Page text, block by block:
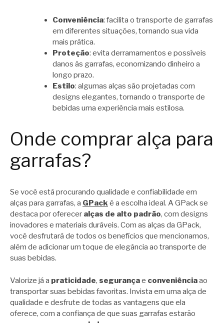
Conveniência: facilita o transporte de garrafas
em diferentes situações, tornando sua vida
mais prática.
Proteção: evita derramamentos e possíveis
danos às garrafas, economizando dinheiro a
longo prazo.
Estilo: algumas alças são projetadas com
designs elegantes, tornando o transporte de
bebidas uma experiência mais estilosa.
Onde comprar alça para
garrafas?
Se você está procurando qualidade e confiabilidade em
alças para garrafas, a GPacké a escolha ideal. A GPack se
destaca por oferecer alças de alto padrão, com designs
inovadores e materiais duráveis. Com as alças da GPack,
você desfrutará de todos os benefícios que mencionamos,
além de adicionar um toque de elegância ao transporte de
suas bebidas.
Valorize já a praticidade, segurançae conveniênciaao
transportar suas bebidas favoritas. Invista em uma alça de
qualidade e desfrute de todas as vantagens que ela
oferece, com a confiança de que suas garrafas estarão